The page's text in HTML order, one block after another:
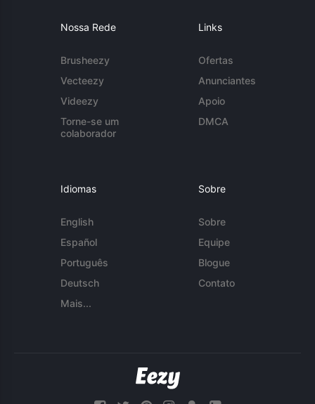
Nossa Rede
Brusheezy
Vecteezy
Videezy
Torne-se um
colaborador
Links
Ofertas
Anunciantes
Apoio
DMCA
Idiomas
English
Español
Português
Deutsch
Mais...
Sobre
Sobre
Equipe
Blogue
Contato